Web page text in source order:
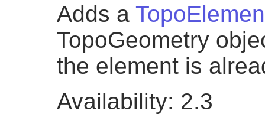
Adds a
TopoGeometry
the element is
Availability: 2.3